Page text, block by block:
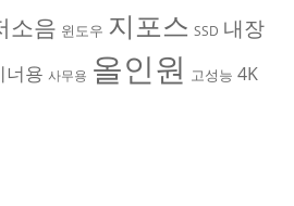
소음 윈도우 지포스 SSD 내장
너용 사무용 올인원 고성능 4K